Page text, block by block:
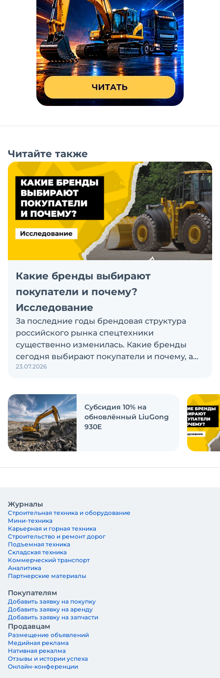
Читайте также
Какие бренды выбирают
покупатели и почему?
Исследование
За последние годы брендовая структура
российского рынка спецтехники
существенно изменилась. Какие бренды
сегодня выбирают покупатели и почему, а
также кого считают лидерами рынка?
23.07.2026
Субсидия 10% на
обновлённый LiuGong
930E
Журналы
Строительная техника и оборудование
Мини-техника
Карьерная и горная техника
Строительство и ремонт дорог
Подъемная техника
Складская техника
Коммерческий транспорт
Аналитика
Партнерские материалы
Покупателям
Добавить заявку на покупку
Добавить заявку на аренду
Добавить заявку на запчасти
Продавцам
Размещение объявлений
Медийная реклама
Нативная рекалма
Отзывы и истории успеха
Онлайн-конференции